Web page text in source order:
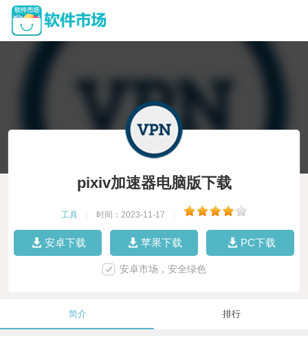
pixiv加速器电脑版下载
工具 时间：2023-11-17
安卓下载 苹果下载 PC下载
安卓市场，安全绿色
简介 排行